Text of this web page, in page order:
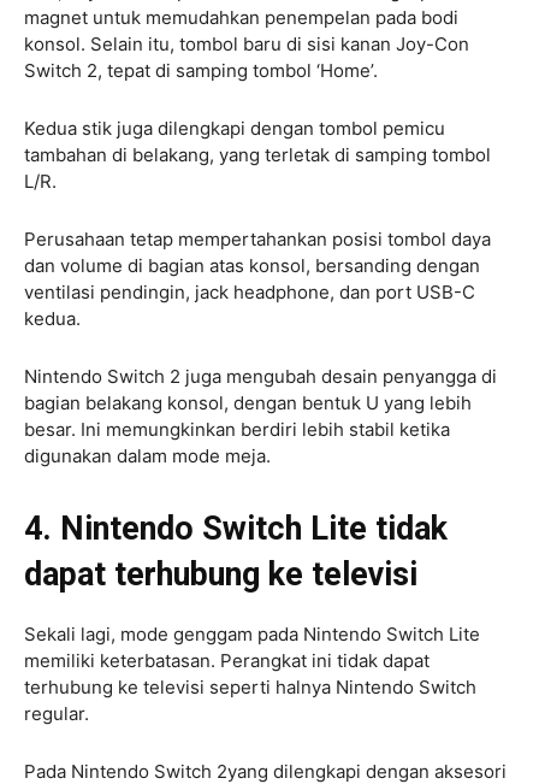
magnet untuk memudahkan penempelan pada bodi
konsol. Selain itu, tombol baru di sisi kanan Joy-Con
Switch 2, tepat di samping tombol ‘Home’.
Kedua stik juga dilengkapi dengan tombol pemicu
tambahan di belakang, yang terletak di samping tombol
L/R.
Perusahaan tetap mempertahankan posisi tombol daya
dan volume di bagian atas konsol, bersanding dengan
ventilasi pendingin, jack headphone, dan port USB-C
kedua.
Nintendo Switch 2 juga mengubah desain penyangga di
bagian belakang konsol, dengan bentuk U yang lebih
besar. Ini memungkinkan berdiri lebih stabil ketika
digunakan dalam mode meja.
4. Nintendo Switch Lite tidak
dapat terhubung ke televisi
Sekali lagi, mode genggam pada Nintendo Switch Lite
memiliki keterbatasan. Perangkat ini tidak dapat
terhubung ke televisi seperti halnya Nintendo Switch
regular.
Pada Nintendo Switch 2yang dilengkapi dengan aksesori